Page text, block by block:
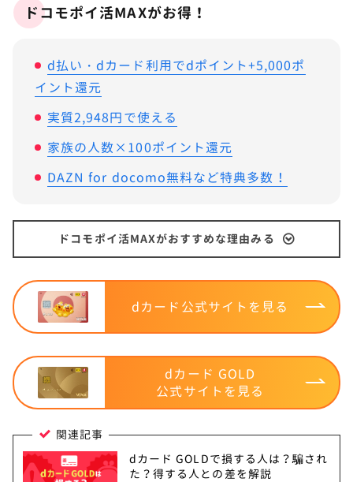
STEP.
dアカウントでログイン
ドコモポイ活MAXがお得！
d払い・dカード利用でdポイント+5,000ポ
イント還元
実質2,948円で使える
家族の人数×100ポイント還元
DAZN for docomo無料など特典多数！
ドコモポイ活MAXがおすすめな理由みる
dカード 公式サイトを見る
dカード GOLD
公式サイトを見る
関連記事
dカード GOLDで損する人は？騙され
た？得する人との差を解説